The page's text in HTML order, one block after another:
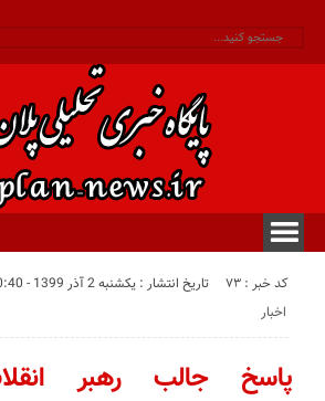
کد خبر : 73
تاریخ انتشار : یکشنبه 2 آذر 1399 - 20:40
اخبار
پاسخ جالب رهبر